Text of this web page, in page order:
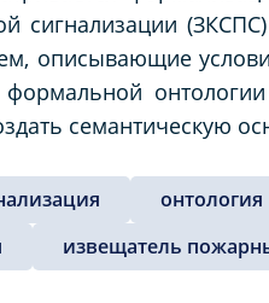
сигнализации
описывающие
семантическую
онтология
извещатель